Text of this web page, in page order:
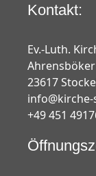
Kontakt:
Ev.-Luth.
23617
+49 451